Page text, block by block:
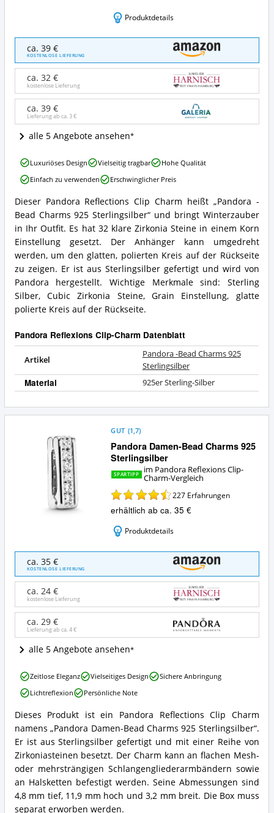
Produktdetails
Pandora
Bead
Charms
925
Sterlingsilber
Angebote:
ist
dieser
Reflexions
Clip-
Charm
erhältlich?
ca. 39 €
KOSTENLOSE LIEFERUNG
ca. 32 €
kostenlose Lieferung
ca. 39 €
Lieferung ab ca.3 €
alle 5 Angebote ansehen
Pandora
-
Bead
Charms
Sterlingsilber
Zusammenfassung:
Was
bietet
dieser
Pandora
Clip-
Charm?
Dieser Pandora Reflections Clip Charm heißt „Pandora -
Bead Charms 925 Sterlingsilber“ und bringt Winterzauber
in Ihr Outfit. Es hat 32 klare Zirkonia Steine in einem Korn
Einstellung gesetzt. Der Anhänger kann umgedreht
werden, um den glatten, polierten Kreis auf der Rückseite
zu zeigen. Er ist aus Sterlingsilber gefertigt und wird von
Pandora hergestellt. Wichtige Merkmale sind: Sterling
Silber, Cubic Zirkonia Steine, Grain Einstellung, glatte
polierte Kreis auf der Rückseite.
Pandora Reflexions Clip-Charm Datenblatt
Artikel
Pandora -Bead Charms 925
Sterlingsilber
Material 925er Sterling-Silber
Pandora
Bead
925
Sterlingsilber
Vorteile:
Was
spricht
für
diesen
Pandora
Reflexions
Clip-
Charm?
Luxuriöses Design Vielseitig tragbar
Hohe Qualität
Einfach zu verwenden
Erschwinglicher Preis
Pandora Damen-Bead Charms 925
Sterlingsilber
GUT (1,7)
SPARTIPP
im Pandora Reflexions Clip-
Charm-Vergleich
227 Erfahrungen
erhältlich ab ca. 35 €
Produktdetails
Pandora
Damen-
Bead
Charms
925
Sterlingsilber
Angebote:
ist
dieser
Reflexions
Clip-
Charm
erhältlich?
ca. 35 €
KOSTENLOSE LIEFERUNG
ca. 24 €
kostenlose Lieferung
ca. 29 €
Lieferung ab ca.4 €
alle 5 Angebote ansehen
Pandora
Damen-
Bead
Charms
925
Sterlingsilber
Zusammenfassung:
Was
bietet
Dieses Produkt ist ein Pandora Reflections Clip Charm
namens „Pandora Damen-Bead Charms 925 Sterlingsilber“.
Er ist aus Sterlingsilber gefertigt und mit einer Reihe von
Zirkoniasteinen besetzt. Der Charm kann an flachen Mesh-
oder mehrsträngigen Schlangengliederarmbändern sowie
an Halsketten befestigt werden. Seine Abmessungen sind
4,8 mm tief, 11,9 mm hoch und 3,2 mm breit. Die Box muss
separat erworben werden.
Pandora
Damen-
Bead
925
Sterlingsilber
Vorteile:
Was
spricht
für
diesen
Pandora
Reflexions
Zeitlose Eleganz Vielseitiges Design
Sichere Anbringung
Lichtreflexion
Persönliche Note